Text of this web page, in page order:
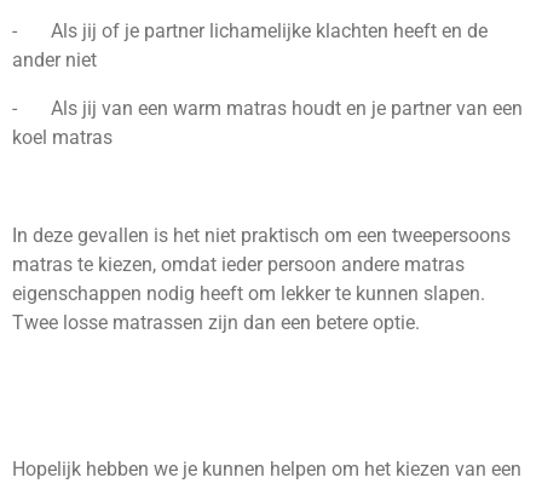
- Als jij of je partner lichamelijke klachten heeft en de
ander niet
- Als jij van een warm matras houdt en je partner van een
koel matras
In deze gevallen is het niet praktisch om een tweepersoons
matras te kiezen, omdat ieder persoon andere matras
eigenschappen nodig heeft om lekker te kunnen slapen.
Twee losse matrassen zijn dan een betere optie.
Hopelijk hebben we je kunnen helpen om het kiezen van een